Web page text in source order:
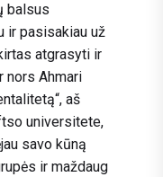
balsus
ir pasisakiau už
atgrasyti ir
nors Ahmari
aš
universitete,
savo kūną
ir maždaug